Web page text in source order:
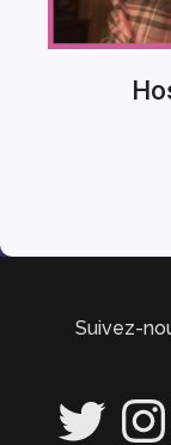
Suivez-
Twitter